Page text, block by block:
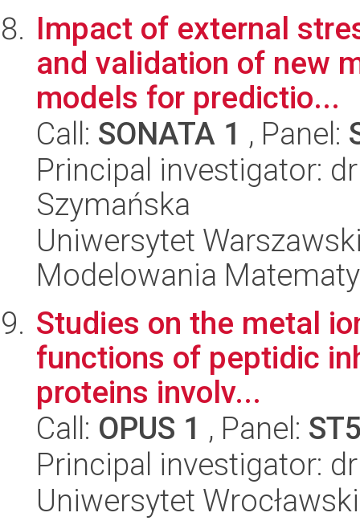
Impact of external
and validation of new
models for predictio...
Call: SONATA 1 , Panel:
Principal investigator:
Szymańska
Uniwersytet
Modelowania
Studies on the metal
functions of peptidic
proteins involv...
Call: OPUS 1 , Panel:
Principal investigator:
Uniwersytet